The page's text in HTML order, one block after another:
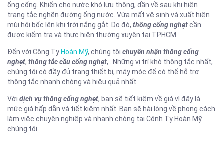
ống cống. Khiến cho nước khó lưu thông, dần về sau khi hiện
trạng tắc nghẽn đường ống nước. Vừa mất vệ sinh và xuất hiện
mùi hôi bốc lên khi trời nắng gắt. Do đó, thông cống nghẹtcần
được kiểm tra và thực hiện thường xuyên tại TPHCM.
Đến với Công Ty Hoàn Mỹ, chúng tôi chuyên nhận thông cống
nghẹt, thông tắc cầu cống nghẹt,.. Những vị trí khó thông tắc nhất,
chúng tôi có đầy đủ trang thiết bị, máy móc để có thể hỗ trợ
thông tắc nhanh chóng và hiệu quả nhất.
Với dịch vụ thông cống nghẹt, bạn sẽ tiết kiệm về giá vì đây là
mức giá hấp dẫn và tiết kiệm nhất. Bạn sẽ hài lòng về phong cách
làm việc chuyên nghiệp và nhanh chóng tại Cônh Ty Hoàn Mỹ
chúng tôi.